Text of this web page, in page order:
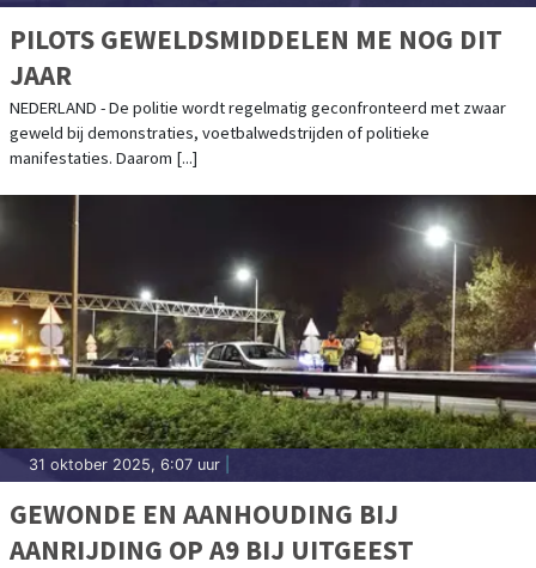
PILOTS GEWELDSMIDDELEN ME NOG DIT
JAAR
NEDERLAND - De politie wordt regelmatig geconfronteerd met zwaar
geweld bij demonstraties, voetbalwedstrijden of politieke
manifestaties. Daarom [...]
31 oktober 2025, 6:07 uur
GEWONDE EN AANHOUDING BIJ
AANRIJDING OP A9 BIJ UITGEEST